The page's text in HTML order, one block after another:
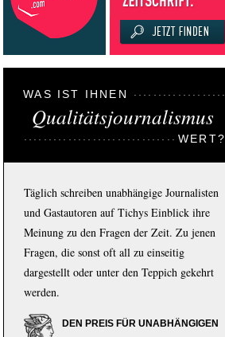
WAS IST IHNEN
Qualitätsjournalismus
WERT?
Täglich schreiben unabhängige Journalisten
und Gastautoren auf Tichys Einblick ihre
Meinung zu den Fragen der Zeit. Zu jenen
Fragen, die sonst oft all zu einseitig
dargestellt oder unter den Teppich gekehrt
werden.
DEN PREIS FÜR UNABHÄNGIGEN